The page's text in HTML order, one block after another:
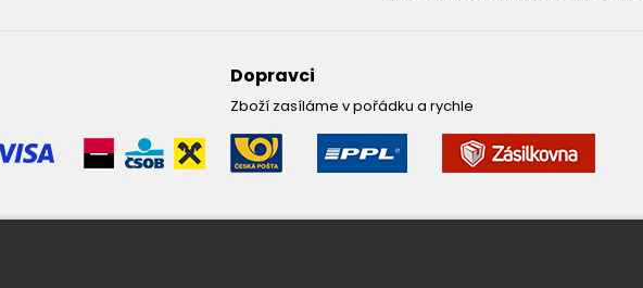
Dopravci
Zboží zasíláme v pořádku a rychle